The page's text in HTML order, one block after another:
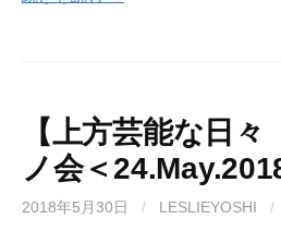
【上方芸能な日
ノ会＜
2018年5月30日 / LESLIEYOSHI /